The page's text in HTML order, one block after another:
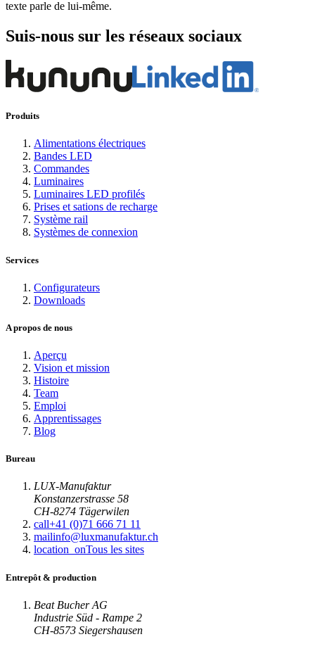
texte parle de lui-même.
Suis-nous sur les réseaux sociaux
Produits
Alimentations électriques
Bandes LED
Commandes
Luminaires
Luminaires LED profilés
Prises et sations de recharge
Système rail
Systèmes de connexion
Services
Configurateurs
Downloads
A propos de nous
Aperçu
Vision et mission
Histoire
Team
Emploi
Apprentissages
Blog
Bureau
LUX-Manufaktur
Konstanzerstrasse 58
CH-8274 Tägerwilen
call+41 (0)71 666 71 11
mailinfo@luxmanufaktur.ch
location_onTous les sites
Entrepôt & production
Beat Bucher AG
Industrie Süd - Rampe 2
CH-8573 Siegershausen